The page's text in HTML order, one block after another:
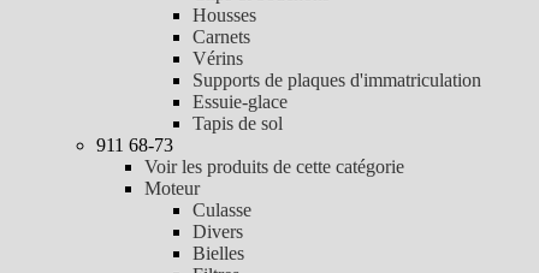
Housses
Carnets
Vérins
Supports de plaques d'immatriculation
Essuie-glace
Tapis de sol
911 68-73
Voir les produits de cette catégorie
Moteur
Culasse
Divers
Bielles